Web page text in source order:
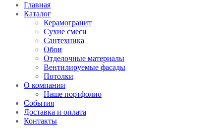
Главная
Каталог
Керамогранит
Сухие смеси
Сантехника
Обои
Отделочные материалы
Вентилируемые фасады
Потолки
О компании
Наше портфолио
События
Доставка и оплата
Контакты